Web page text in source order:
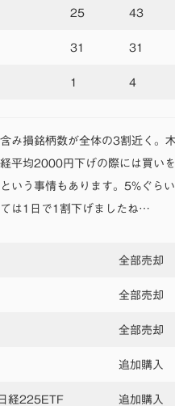
25 43
31 31
1 4
み損銘柄数が全体の3割近く。
平均2000円下げの際には買い
いう事情もあります。5%ぐら
は1日で1割下げましたね…
全部売却
全部売却
全部売却
追加購入
経225ETF 追加購入